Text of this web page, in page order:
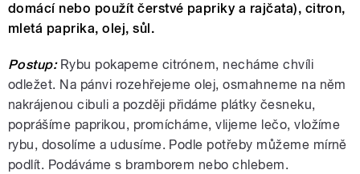
domácí nebo použít čerstvé papriky a rajčata), citron,
mletá paprika, olej, sůl.
Postup: Rybu pokapeme citrónem, necháme chvíli
odležet. Na pánvi rozehřejeme olej, osmahneme na něm
nakrájenou cibuli a později přidáme plátky česneku,
poprášíme paprikou, promícháme, vlijeme lečo, vložíme
rybu, dosolíme a udusíme. Podle potřeby můžeme mírně
podlít. Podáváme s bramborem nebo chlebem.